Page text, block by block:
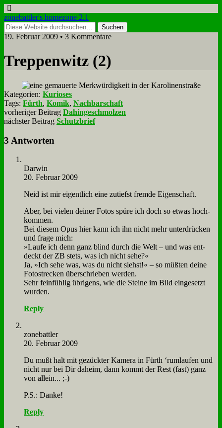
zonebattler's homezone 2.1
19. Februar 2009 • 3 Kommentare
Trep­pen­witz (2)
Kategorien: Kurioses
Tags: Fürth, Komik, Nachbarschaft
vorheriger Beitrag Dahingeschmolzen
nächster Beitrag Schutzbrief
3 Antworten
Dar­win
20. Februar 2009
Neid ist mir ei­gent­lich ei­ne zu­tiefst frem­de Ei­gen­schaft.
Aber, bei vie­len dei­ner Fo­tos spü­re ich doch so et­was hoch­
kom­men.
Bei die­sem Opus hier kann ich ihn nicht mehr un­ter­drücken
und fra­ge mich:
»Lau­fe ich denn ganz blind durch die Welt – und was ent­
deckt der ZB stets, was ich nicht se­he?«
Ja, »Ich se­he was, was du nicht siehst!« – so müß­ten dei­ne
Fo­to­strecken über­schrie­ben wer­den.
Sehr fein­füh­lig üb­ri­gens, wie die Stei­ne im Bild ein­ge­setzt
wur­den.
Reply
zone­batt­ler
20. Februar 2009
Du mußt halt mit ge­zück­ter Ka­me­ra in Fürth ‘rum­lau­fen und
nicht nur bei Dir da­heim, dann kommt der Rest (fast) ganz
von al­lein... ;-)
P.S.: Dan­ke!
Reply